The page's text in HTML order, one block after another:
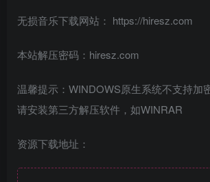
无损音乐下载网站： https://hiresz.com
本站解压密码：hiresz.com
温馨提示：WINDOWS原生系统不支持加
请安装第三方解压软件，如WINRAR
资源下载地址：